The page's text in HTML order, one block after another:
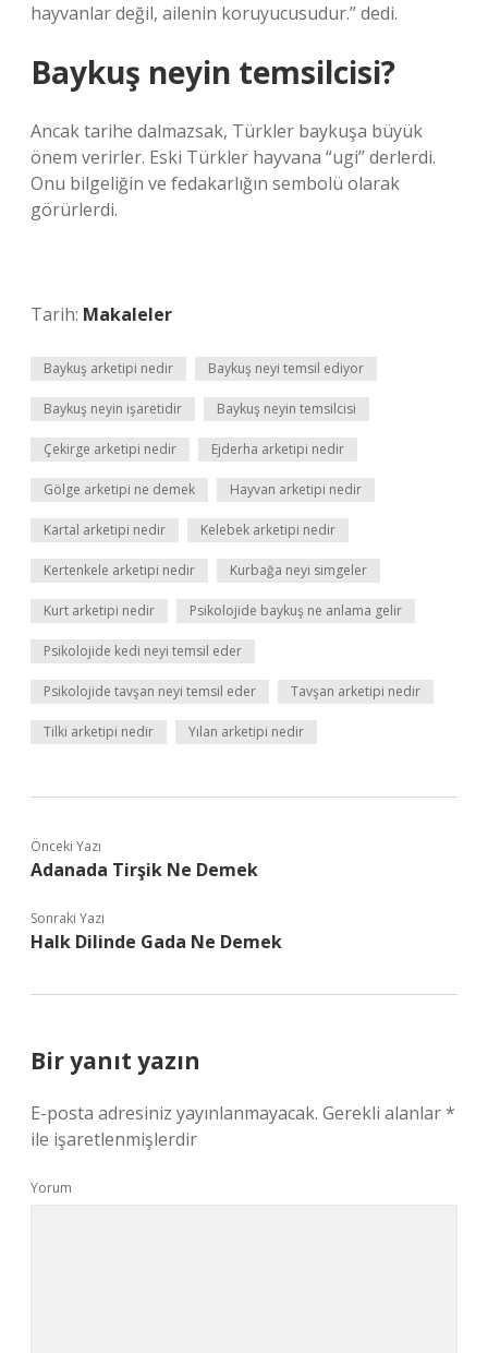
hayvanlar değil, ailenin koruyucusudur.” dedi.
Baykuş neyin temsilcisi?
Ancak tarihe dalmazsak, Türkler baykuşa büyük
önem verirler. Eski Türkler hayvana “ugi” derlerdi.
Onu bilgeliğin ve fedakarlığın sembolü olarak
görürlerdi.
Tarih: Makaleler
Baykuş arketipi nedir Baykuş neyi temsil ediyor
Baykuş neyin işaretidir Baykuş neyin temsilcisi
Çekirge arketipi nedir Ejderha arketipi nedir
Gölge arketipi ne demek Hayvan arketipi nedir
Kartal arketipi nedir Kelebek arketipi nedir
Kertenkele arketipi nedir Kurbağa neyi simgeler
Kurt arketipi nedir Psikolojide baykuş ne anlama gelir
Psikolojide kedi neyi temsil eder
Psikolojide tavşan neyi temsil eder Tavşan arketipi nedir
Tilki arketipi nedir Yılan arketipi nedir
Önceki Yazı
Adanada Tirşik Ne Demek
Sonraki Yazı
Halk Dilinde Gada Ne Demek
Bir yanıt yazın
E-posta adresiniz yayınlanmayacak. Gerekli alanlar*
ile işaretlenmişlerdir
Yorum